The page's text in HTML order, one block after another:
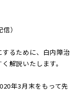
）
るために、白内障治
解説いたします。
年3月末をもって先